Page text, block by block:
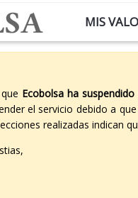
MIS
Ecobolsa ha
el servicio debido a
realizadas indican